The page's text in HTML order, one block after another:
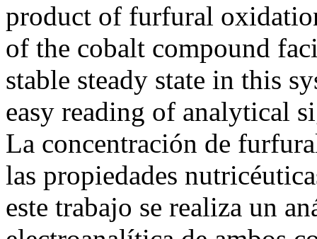
product of furfural
of the cobalt compound
stable steady state in this
easy reading of analytical
La concentración de
las propiedades
este trabajo se realiza un